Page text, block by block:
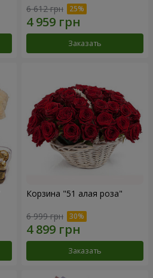
6 612 грн
Заказать
Корзина "51 алая роза"
6 999 грн
Заказать